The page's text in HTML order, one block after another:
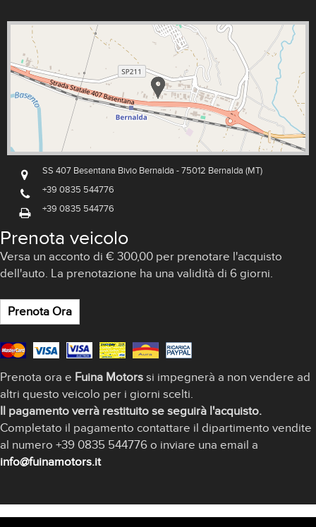
SS 407 Besentana Bivio Bernalda - 75012 Bernalda (MT)
+39 0835 544776
+39 0835 544776
Prenota veicolo
Versa un acconto di € 300,00 per prenotare l'acquisto
dell'auto. La prenotazione ha una validità di 6 giorni.
Prenota ora e Fuina Motors si impegnerà a non vendere ad
altri questo veicolo per i giorni scelti.
Il pagamento verrà restituito se seguirà l'acquisto.
Completato il pagamento contattare il dipartimento vendite
al numero +39 0835 544776 o inviare una email a
info@fuinamotors.it